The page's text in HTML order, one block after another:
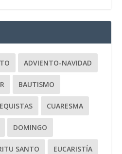
ADVIENTO-NAVIDAD
BAUTISMO
CUARESMA
DOMINGO
SANTO EUCARISTÍA